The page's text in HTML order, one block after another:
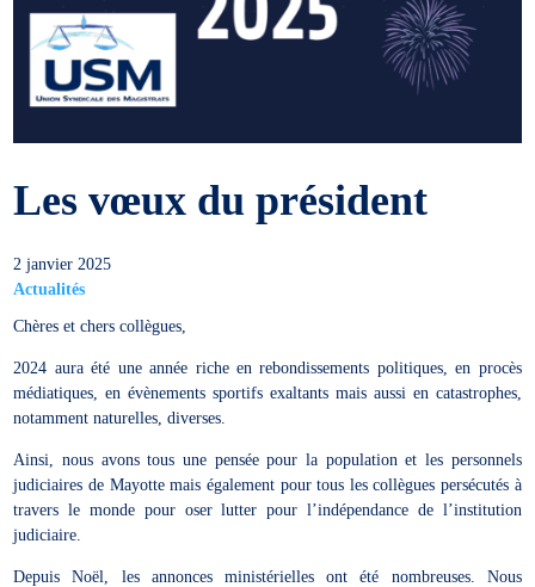
Les vœux du président
2 janvier 2025
Actualités
Chères et chers collègues,
2024 aura été une année riche en rebondissements politiques, en procès
médiatiques, en évènements sportifs exaltants mais aussi en catastrophes,
notamment naturelles, diverses.
Ainsi, nous avons tous une pensée pour la population et les personnels
judiciaires de Mayotte mais également pour tous les collègues persécutés à
travers le monde pour oser lutter pour l’indépendance de l’institution
judiciaire.
Depuis Noël, les annonces ministérielles ont été nombreuses. Nous